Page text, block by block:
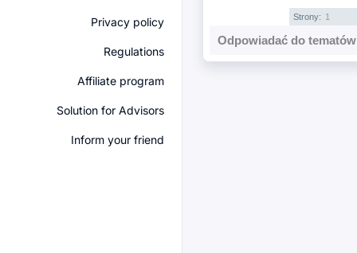
Privacy policy
Regulations
Affiliate program
Solution for Advisors
Inform your friend
Strony: 1
Odpowiadać do